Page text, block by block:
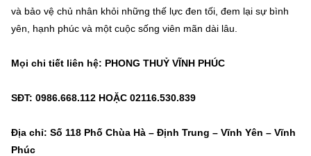
và bảo vệ chủ nhân khỏi những thế lực đen tối, đem lại sự bình
yên, hạnh phúc và một cuộc sống viên mãn dài lâu.
Mọi chi tiết liên hệ: PHONG THUỶ VĨNH PHÚC
SĐT: 0986.668.112 HOẶC 02116.530.839
Địa chỉ: Số 118 Phố Chùa Hà – Định Trung – Vĩnh Yên – Vĩnh
Phúc